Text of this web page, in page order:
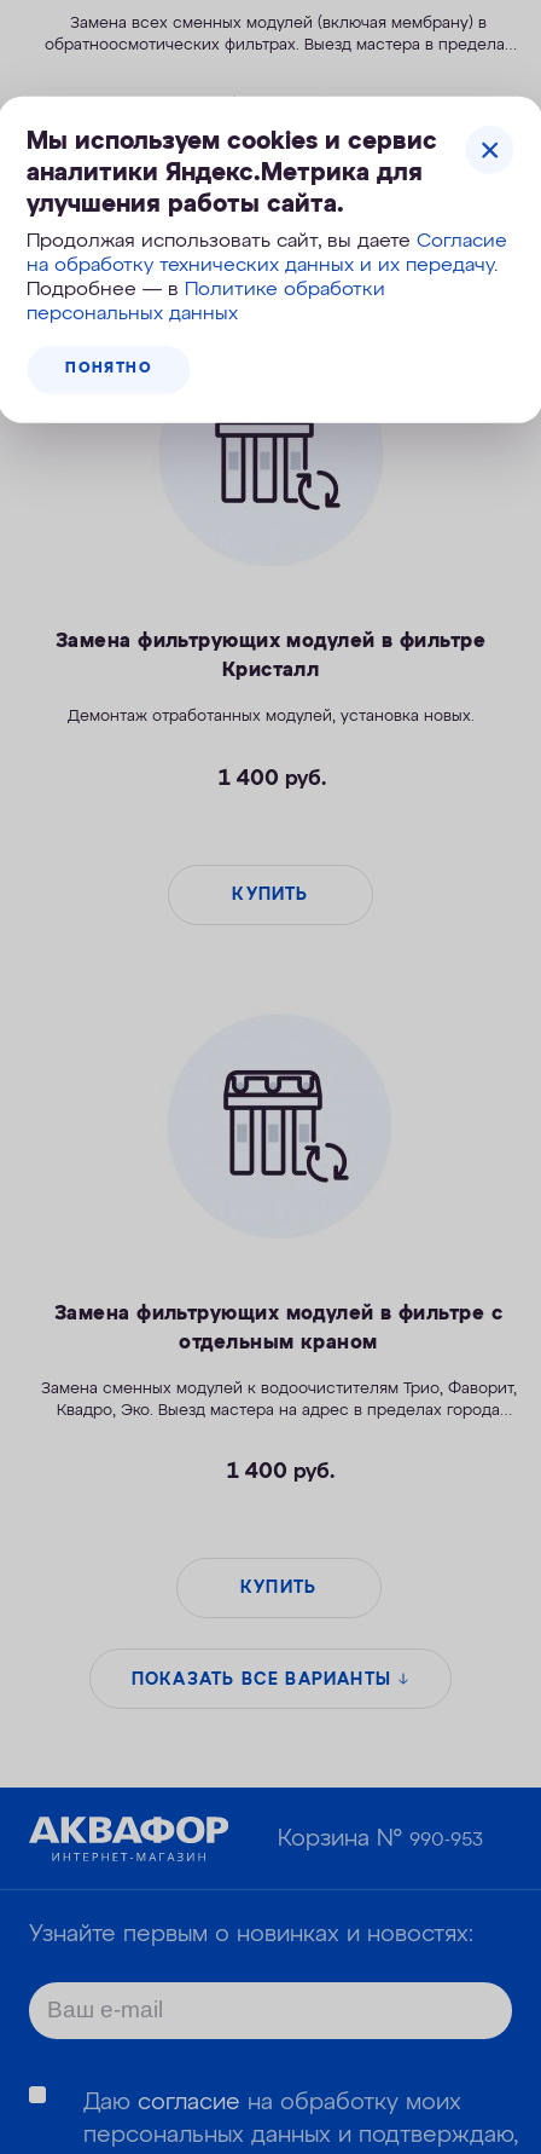
Замена всех сменных модулей (включая мембрану) в
обратноосмотических фильтрах. Выезд мастера в пределах
Замена фильтрующих модулей в фильтре
Кристалл
Демонтаж отработанных модулей, установка новых.
1 400 руб.
КУПИТЬ
Замена фильтрующих модулей в фильтре с
отдельным краном
Замена сменных модулей к водоочистителям Трио, Фаворит,
Квадро, Эко. Выезд мастера на адрес в пределах города
1 400 руб.
КУПИТЬ
ПОКАЗАТЬ ВСЕ ВАРИАНТЫ
Мы используем cookies и сервис
аналитики Яндекс.Метрика для
улучшения работы сайта.
Продолжая использовать сайт, вы даетеСогласие
на обработку технических данных и их передачу.
Подробнее — в Политике обработки
персональных данных
ПОНЯТНО
Корзина №990-953
Узнайте первым о новинках и новостях:
Даю согласие на обработку моих
персональных данных и подтверждаю,